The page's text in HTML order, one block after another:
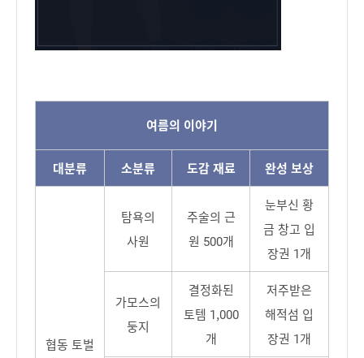
여름의 이야기
대분류 소분류 도감 재료 완성 보상
협동 토벌
탐욕의
사원
주술의 근
원 500개
눈부신 황
금 창고 입
장권 1개
가모스의
둥지
결정화된
토템 1,000
개
저주받은
해적섬 입
장권 1개